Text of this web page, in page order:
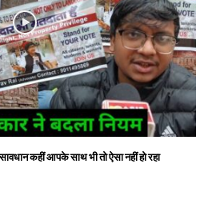
कहीं आपके साथ भी तो ऐसा नहीं हो रहा